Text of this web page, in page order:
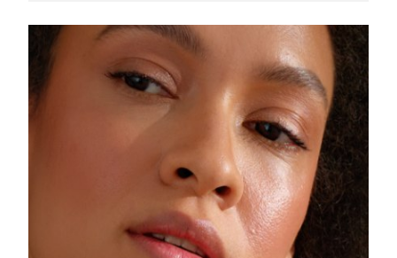
Slovakya Tahmini teslim tarihi8/9/26
Slovenya Tahmini teslim tarihi 8/9/26
Güney Afrika Tahmini teslim tarihi8/17/26
Tahmini teslim tarihi 8/11/26
Tahmini teslim tarihi 8/9/26
Tahmini teslim tarihi 8/9/26